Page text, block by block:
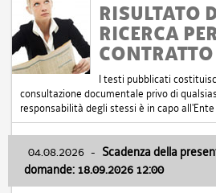
RISULTATO
RICERCA
CONTRATTO
I testi pubblicati
consultazione documentale privo di
responsabilità degli stessi è in capo
04.08.2026 - Scadenza della
domande: 18.09.2026 12:00